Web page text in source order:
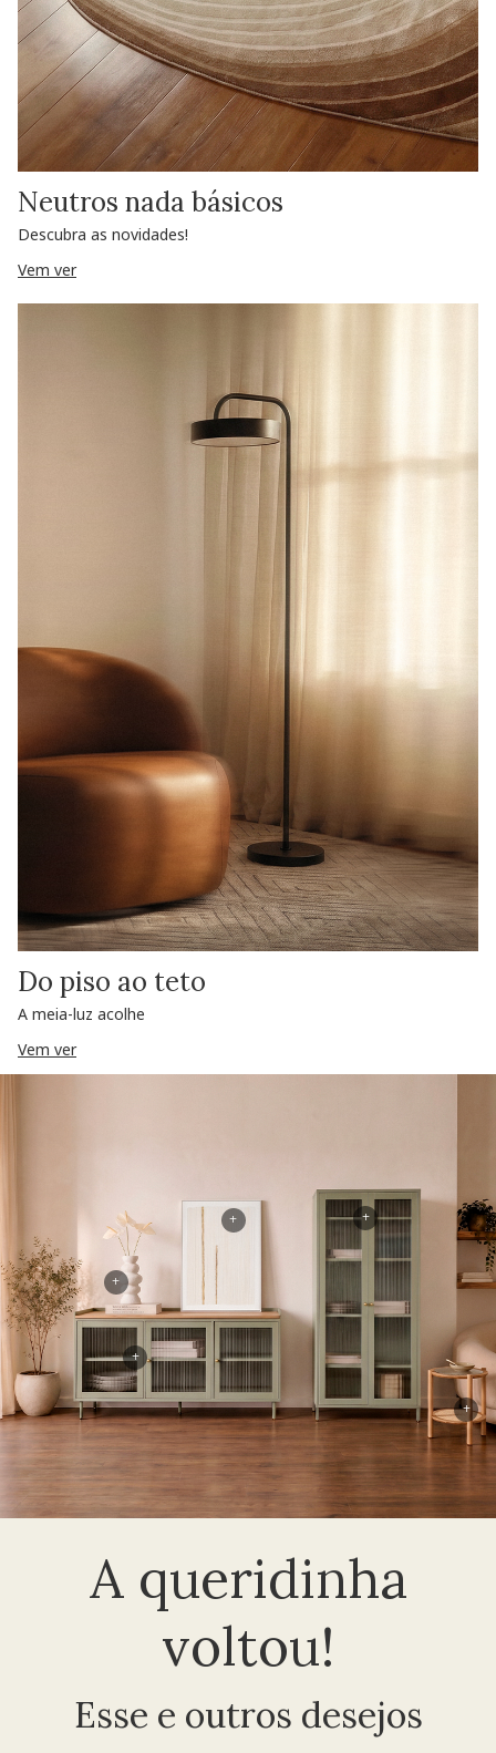
Neutros nada básicos
Descubra as novidades!
Vem ver
Do piso ao teto
A meia-luz acolhe
Vem ver
A queridinha
voltou!
Esse e outros desejos
+
+
+
+
+